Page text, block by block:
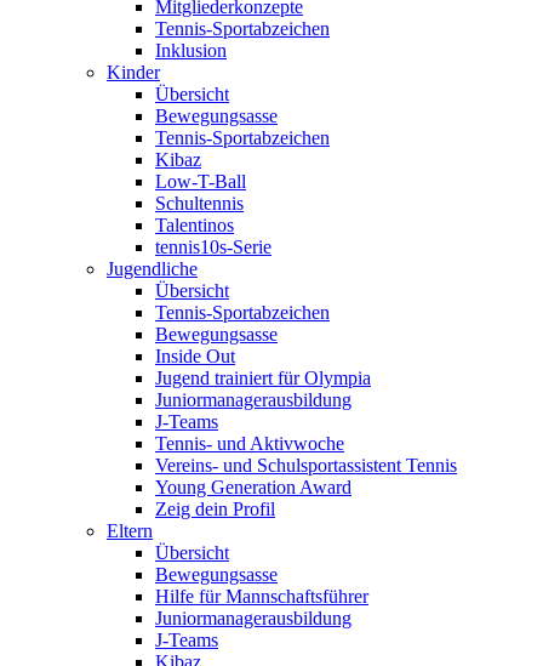
Mitgliederkonzepte
Tennis-Sportabzeichen
Inklusion
Kinder
Übersicht
Bewegungsasse
Tennis-Sportabzeichen
Kibaz
Low-T-Ball
Schultennis
Talentinos
tennis10s-Serie
Jugendliche
Übersicht
Tennis-Sportabzeichen
Bewegungsasse
Inside Out
Jugend trainiert für Olympia
Juniormanagerausbildung
J-Teams
Tennis- und Aktivwoche
Vereins- und Schulsportassistent Tennis
Young Generation Award
Zeig dein Profil
Eltern
Übersicht
Bewegungsasse
Hilfe für Mannschaftsführer
Juniormanagerausbildung
J-Teams
Kibaz